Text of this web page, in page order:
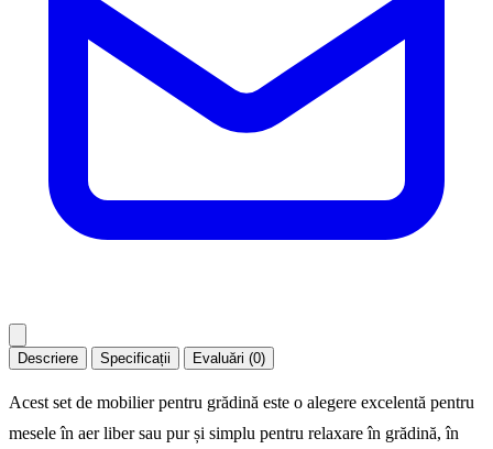
Descriere Specificații Evaluări (0)
Acest set de mobilier pentru grădină este o alegere excelentă pentru
mesele în aer liber sau pur și simplu pentru relaxare în grădină, în